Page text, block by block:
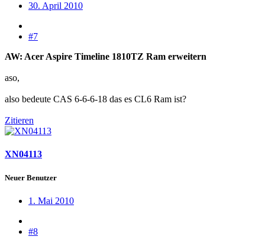
30. April 2010
#7
AW: Acer Aspire Timeline 1810TZ Ram erweitern
aso,
also bedeute CAS 6-6-6-18 das es CL6 Ram ist?
Zitieren
XN04113
Neuer Benutzer
1. Mai 2010
#8